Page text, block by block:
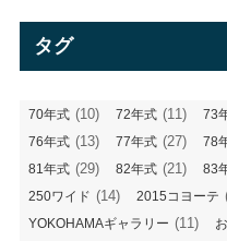
タグ
70年式 (10) 72年式 (11) 73
76年式 (13) 77年式 (27) 78
81年式 (29) 82年式 (21) 83
250ワイド (14) 2015コヨーテ
YOKOHAMAギャラリー (11)